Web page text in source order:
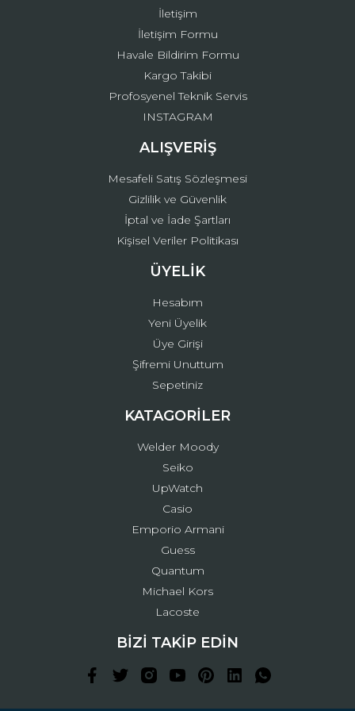
Gönder
İletişim
İletişim Formu
Havale Bildirim Formu
Kargo Takibi
Profosyenel Teknik Servis
INSTAGRAM
ALIŞVERİŞ
Mesafeli Satış Sözleşmesi
Gizlilik ve Güvenlik
İptal ve İade Şartları
Kişisel Veriler Politikası
ÜYELİK
Hesabım
Yeni Üyelik
Üye Girişi
Şifremi Unuttum
Sepetiniz
KATAGORİLER
Welder Moody
Seiko
UpWatch
Casio
Emporio Armani
Guess
Quantum
Michael Kors
Lacoste
BİZİ TAKİP EDİN